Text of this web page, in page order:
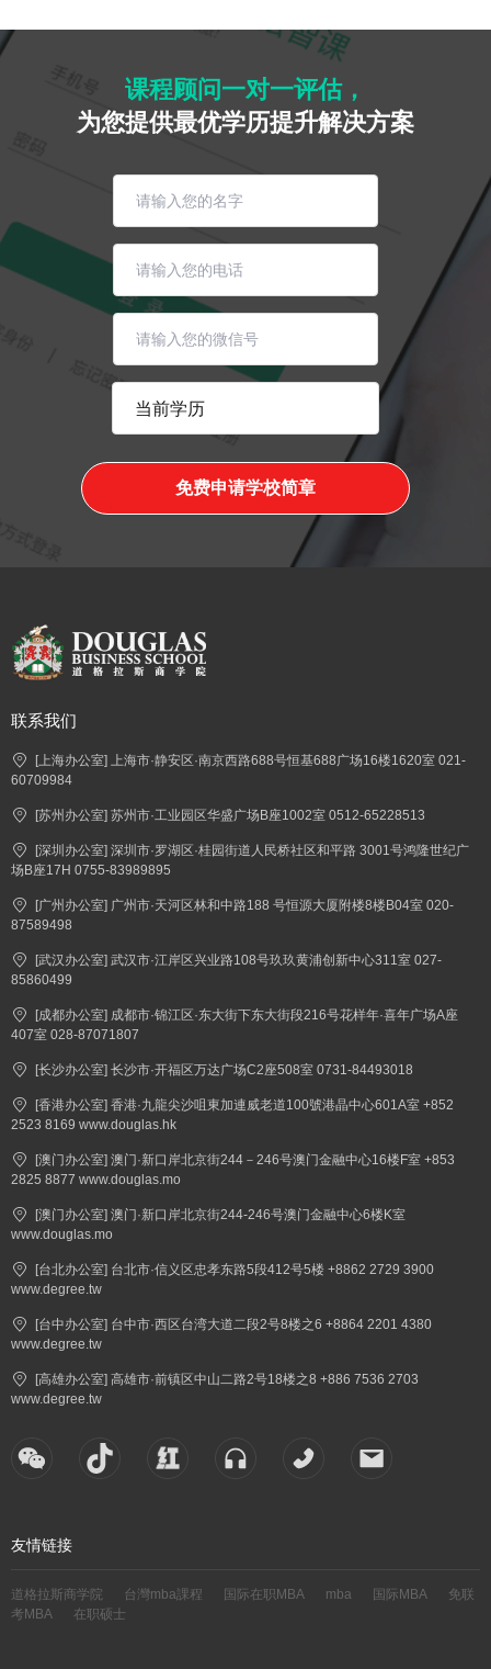
课程顾问一对一评估，
为您提供最优学历提升解决方案
免费申请学校简章
联系我们
[上海办公室] 上海市·静安区·南京西路688号恒基688广场16楼1620室 021-
60709984
[苏州办公室] 苏州市·工业园区华盛广场B座1002室 0512-65228513
[深圳办公室] 深圳市·罗湖区·桂园街道人民桥社区和平路 3001号鸿隆世纪广
场B座17H 0755-83989895
[广州办公室] 广州市·天河区林和中路188 号恒源大厦附楼8楼B04室 020-
87589498
[武汉办公室] 武汉市·江岸区兴业路108号玖玖黄浦创新中心311室 027-
85860499
[成都办公室] 成都市·锦江区·东大街下东大街段216号花样年·喜年广场A座
407室 028-87071807
[长沙办公室] 长沙市·开福区万达广场C2座508室 0731-84493018
[香港办公室] 香港·九龍尖沙咀東加連威老道100號港晶中心601A室 +852
2523 8169 www.douglas.hk
[澳门办公室] 澳门·新口岸北京街244－246号澳门金融中心16楼F室 +853
2825 8877 www.douglas.mo
[澳门办公室] 澳门·新口岸北京街244-246号澳门金融中心6楼K室
www.douglas.mo
[台北办公室] 台北市·信义区忠孝东路5段412号5楼 +8862 2729 3900
www.degree.tw
[台中办公室] 台中市·西区台湾大道二段2号8楼之6 +8864 2201 4380
www.degree.tw
[高雄办公室] 高雄市·前镇区中山二路2号18楼之8 +886 7536 2703
www.degree.tw
友情链接
道格拉斯商学院 台灣mba課程 国际在职MBA mba 国际MBA
免联
考MBA
在职硕士